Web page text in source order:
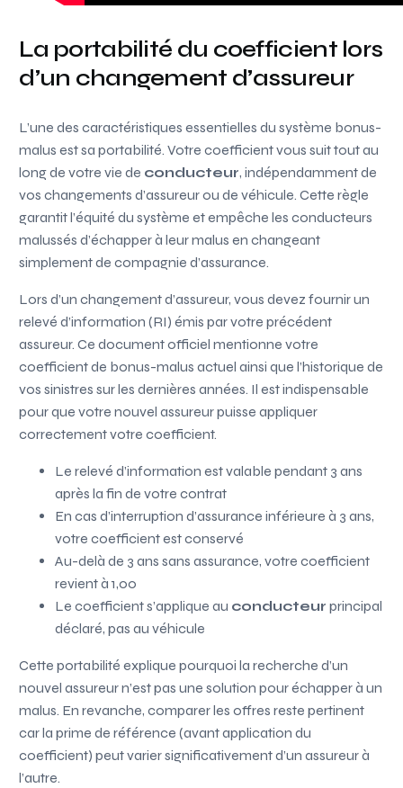
La portabilité du coefficient lors
d’un changement d’assureur
L’une des caractéristiques essentielles du système bonus-
malus est sa portabilité. Votre coefficient vous suit tout au
long de votre vie de conducteur, indépendamment de
vos changements d’assureur ou de véhicule. Cette règle
garantit l’équité du système et empêche les conducteurs
malussés d’échapper à leur malus en changeant
simplement de compagnie d’assurance.
Lors d’un changement d’assureur, vous devez fournir un
relevé d’information (RI) émis par votre précédent
assureur. Ce document officiel mentionne votre
coefficient de bonus-malus actuel ainsi que l’historique de
vos sinistres sur les dernières années. Il est indispensable
pour que votre nouvel assureur puisse appliquer
correctement votre coefficient.
Le relevé d’information est valable pendant 3 ans
après la fin de votre contrat
En cas d’interruption d’assurance inférieure à 3 ans,
votre coefficient est conservé
Au-delà de 3 ans sans assurance, votre coefficient
revient à 1,00
Le coefficient s’applique au conducteur principal
déclaré, pas au véhicule
Cette portabilité explique pourquoi la recherche d’un
nouvel assureur n’est pas une solution pour échapper à un
malus. En revanche, comparer les offres reste pertinent
car la prime de référence (avant application du
coefficient) peut varier significativement d’un assureur à
l’autre.